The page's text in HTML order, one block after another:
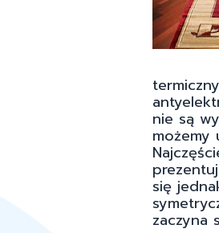
nie są
możemy
się
zaczyna